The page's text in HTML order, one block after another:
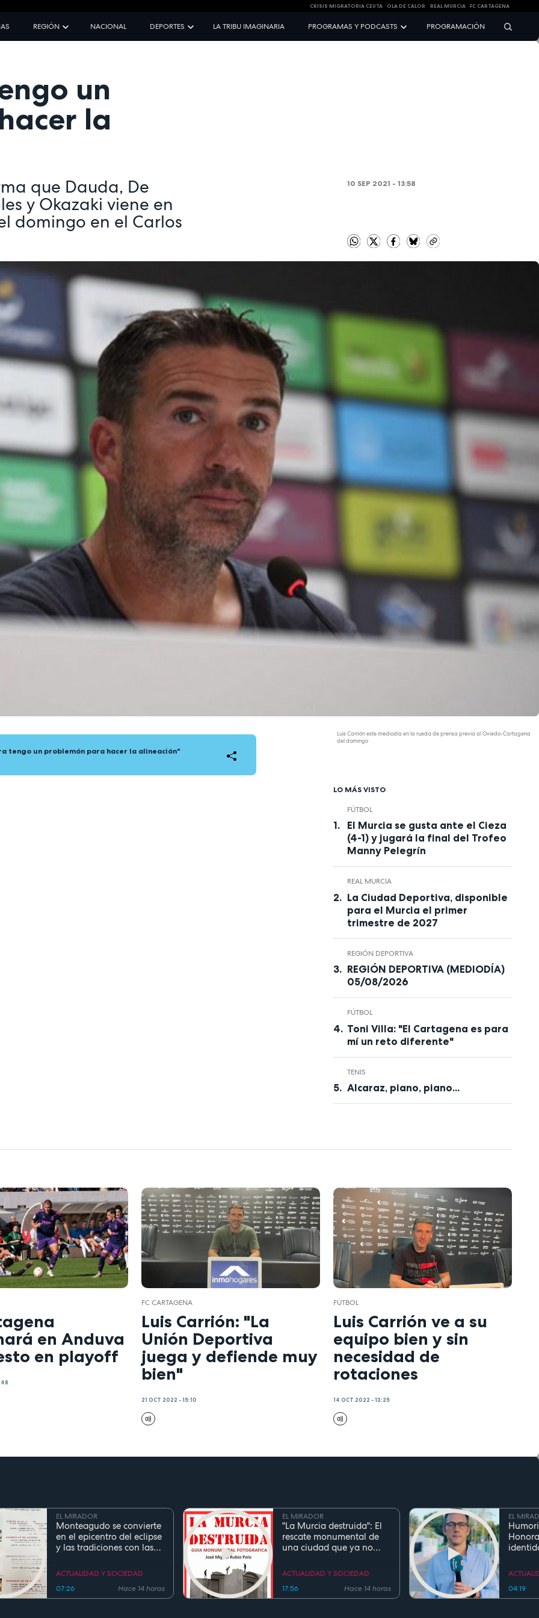
CRISIS MIGRATORIA CEUTA OLA DE CALOR REAL MURCIA FC CARTAGENA
REGIÓN NACIONAL DEPORTES LA TRIBU IMAGINARIA PROGRAMAS Y PODCASTS PROGRAMACIÓN
un
la
que Dauda, De
y Okazaki viene en
domingo en el Carlos
10 SEP 2021 - 13:58
Luis Carrión este mediodía en la rueda de prensa previa al Oviedo-Cartagena
del domingo
tengo un problemón para hacer la alineación"
LO MÁS VISTO
FÚTBOL
El Murcia se gusta ante el Cieza
(4-1) y jugará la final del Trofeo
Manny Pelegrín
REAL MURCIA
La Ciudad Deportiva, disponible
para el Murcia el primer
trimestre de 2027
REGIÓN DEPORTIVA
REGIÓN DEPORTIVA (MEDIODÍA)
05/08/2026
FÚTBOL
Toni Villa: "El Cartagena es para
mí un reto diferente"
TENIS
Alcaraz, piano, piano...
en Anduva
en playoff
FC CARTAGENA
Luis Carrión: "La
Unión Deportiva
juega y defiende muy
bien"
21 OCT 2022 - 15:10
FÚTBOL
Luis Carrión ve a su
equipo bien y sin
necesidad de
rotaciones
14 OCT 2022 - 13:25
EL MIRADOR
Monteagudo se convierte
en el epicentro del eclipse
y las tradiciones con las
ACTUALIDAD Y SOCIEDAD
07:26
Hace 14 horas
EL MIRADOR
"La Murcia destruida": El
rescate monumental de
una ciudad que ya no
ACTUALIDAD Y SOCIEDAD
17:56
Hace 14 horas
EL
Cierva
04:19